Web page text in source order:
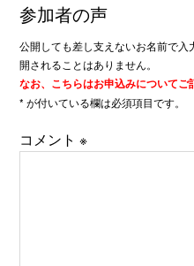
参加者の声
公開しても差し支えないお名前で
開されることはありません。
なお、こちらはお申込みについてご
* が付いている欄は必須項目です。
コメント※